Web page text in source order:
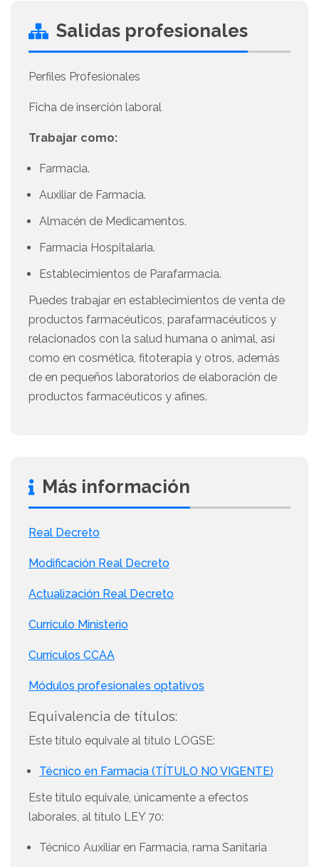
Salidas profesionales
Perfiles Profesionales
Ficha de inserción laboral
Trabajar como:
Farmacia.
Auxiliar de Farmacia.
Almacén de Medicamentos.
Farmacia Hospitalaria.
Establecimientos de Parafarmacia.
Puedes trabajar en establecimientos de venta de
productos farmacéuticos, parafarmacéuticos y
relacionados con la salud humana o animal, así
como en cosmética, fitoterapia y otros, además
de en pequeños laboratorios de elaboración de
productos farmacéuticos y afines.
Más información
Real Decreto
Modificación Real Decreto
Actualización Real Decreto
Currículo Ministerio
Currículos CCAA
Módulos profesionales optativos
Equivalencia de títulos:
Este título equivale al título LOGSE:
Técnico en Farmacia (TÍTULO NO VIGENTE)
Este título equivale, únicamente a efectos
laborales, al título LEY 70:
Técnico Auxiliar en Farmacia, rama Sanitaria